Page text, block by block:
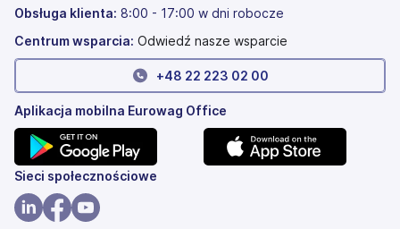
nowej
karcie)
Obsługa klienta: 8:00 - 17:00 w dni robocze
Centrum wsparcia: Odwiedź nasze wsparcie
+48 22 223 02 00
Aplikacja mobilna Eurowag Office
(otwiera
się
w
Sieci społecznościowe